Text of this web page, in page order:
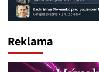
Reklama